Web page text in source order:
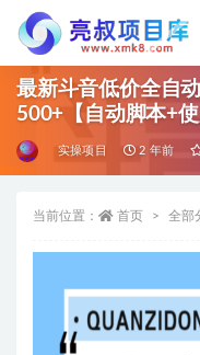
最新斗音低价全自
500+【自动脚本+使
实操项目 2 年前
当前位置： 首页 全部